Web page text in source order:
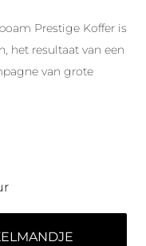
Prestige Koffer is
het resultaat van een
van grote